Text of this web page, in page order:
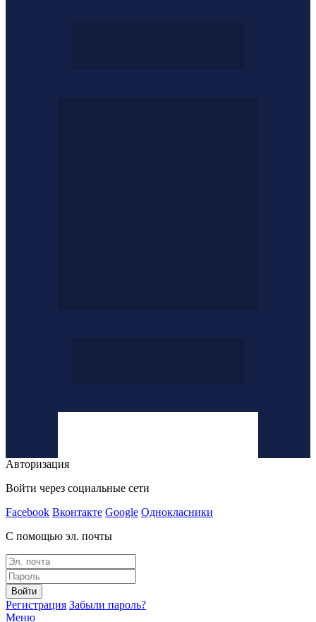
Авторизация
Войти через социальные сети
Facebook Вконтакте Google Однокласники
С помощью эл. почты
Войти
Регистрация Забыли пароль?
Меню